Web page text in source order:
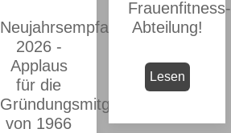
Neujahrsempfang
2026 -
Applaus
für die
Gründungsmitglieder
von 1966
Frauenfitness-
Abteilung!
Lesen